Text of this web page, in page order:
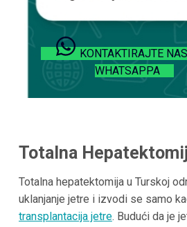
KONTAKTIRAJTE
WHATSAPPA
Totalna
Totalna hepatektomija u Turskoj
uklanjanje jetre i izvodi se samo
transplantacija jetre. Budući da je